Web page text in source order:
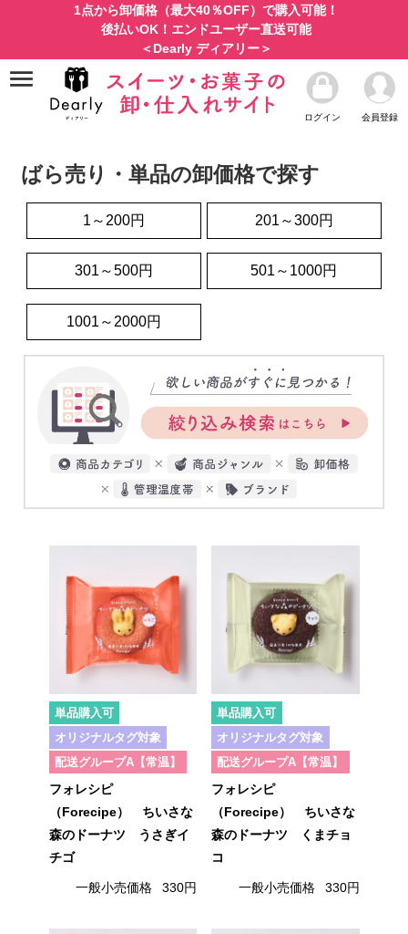
1点から卸価格（最大40％OFF）で購入可能！
後払いOK！エンドユーザー直送可能
＜Dearly ディアリー＞
ログイン 会員登録
ばら売り・単品の卸価格で探す
1～200円 201～300円
301～500円 501～1000円
1001～2000円
単品購入可
オリジナルタグ対象
配送グループA【常温】
フォレシピ
（Forecipe） ちいさな
森のドーナツ うさぎイ
チゴ
一般小売価格 330円
単品購入可
オリジナルタグ対象
配送グループA【常温】
フォレシピ
（Forecipe） ちいさな
森のドーナツ くまチョ
コ
一般小売価格 330円